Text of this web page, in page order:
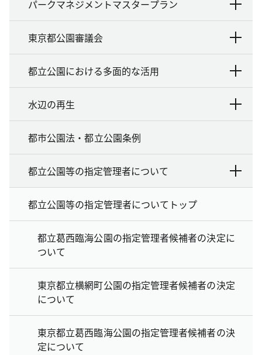
パークマネジメントマスタープラン
東京都公園審議会
都立公園における多面的な活用
水辺の再生
都市公園法・都立公園条例
都立公園等の指定管理者について
都立公園等の指定管理者についてトップ
都立葛西臨海公園の指定管理者候補者の決定に
ついて
東京都立横網町公園の指定管理者候補者の決定
について
東京都立葛西臨海公園の指定管理者候補者の決
定について